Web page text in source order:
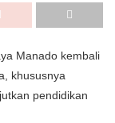
Manado kembali
khususnya
pendidikan